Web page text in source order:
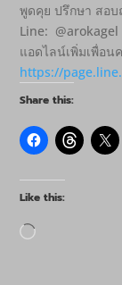
พูดคุย ปรึกษา สอ
Line: @arokagel
แอดไลน์เพิ่มเพื่อน
https://
Share this:
Like this:
Loading…